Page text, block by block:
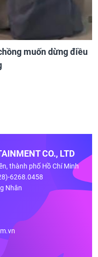
muốn dừng điều
CO., LTD
thành phố Hồ Chí Minh
6268.0458
Nhân